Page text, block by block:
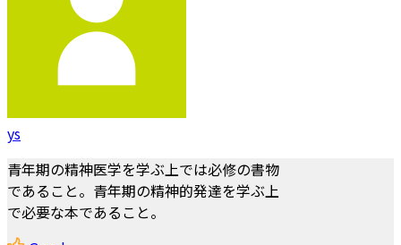
ys
青年期の精神医学を学ぶ上では必修の書物
であること。青年期の精神的発達を学ぶ上
で必要な本であること。